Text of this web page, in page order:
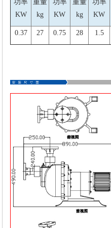
功率
KW
重量
kg
功率
KW
重量
kg
功率
KW
0.37 27 0.75 28 1.5